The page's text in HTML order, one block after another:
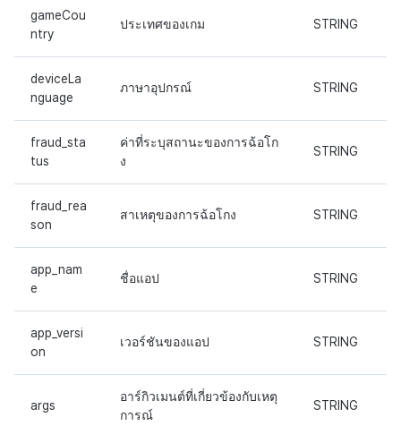
gameCou
ntry
ประเทศของเกม STRING
deviceLa
nguage
ภาษาอุปกรณ์ STRING
fraud_sta
tus
ค่าที่ระบุสถานะของการฉ้อโก
ง
STRING
fraud_rea
son
สาเหตุของการฉ้อโกง STRING
app_nam
e
ชื่อแอป STRING
app_versi
on
เวอร์ชันของแอป STRING
args
อาร์กิวเมนต์ที่เกี่ยวข้องกับเหตุ
การณ์
STRING